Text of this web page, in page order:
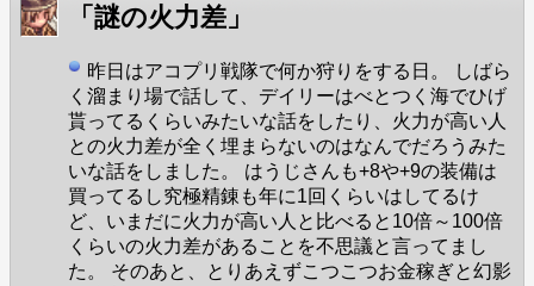
「謎の火力差」
昨日はアコプリ戦隊で何か狩りをする日。 しばら
く溜まり場で話して、デイリーはべとつく海でひげ
貰ってるくらいみたいな話をしたり、火力が高い人
との火力差が全く埋まらないのはなんでだろうみた
いな話をしました。 はうじさんも+8や+9の装備は
買ってるし究極精錬も年に1回くらいはしてるけ
ど、いまだに火力が高い人と比べると10倍～100倍
くらいの火力差があることを不思議と言ってまし
た。 そのあと、とりあえずこつこつお金稼ぎと幻影